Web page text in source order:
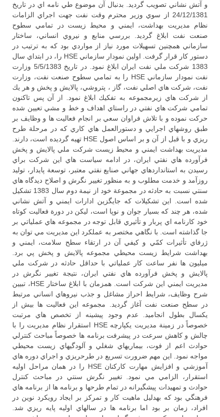
و آتش نشاني تصويب گرديد. بدنبال آن موضوع طي نامه اي در تاريخ
24/12/1381 از سوي وزير محترم وقت نفت جهت اجراي الزامات
نظام مديريت بهداشت، ايمني و محيط زيست در تمامي سطوح
صنعت نفت ابلاغ گرديد. بررسي منابع و نيروي انساني، ساختار
سازماني همچنين تسهيلات مورد نياز از مواردي بود كه به ترتيب در
دستور كار قرار گرفت. اولين نمودار سازماني HSE را، در ابتداي سال
1383 شركت ملي نفت ايران ابلاغ نمود. در تاريخ 5/5/1383 وزارت
نفت نمودار سازماني HSE را به تمامي سطوح صنعت نفت، وزارت
نفت، شركت هاي اصلي نفت، گاز ، پتروشي، پالايش و پخش و هر يك
از شركت هاي زيرمجموعه به تفكيك ابلاغ نمود. از آن پس تاكنون
تمامي شركت هاي نفتي در راستاي اهداف و خط و مشي تعيين شده
حركت نموده و با تلاش فراوان سعي بر انجام فعاليت ها و وظايف بر
طبق روشهاي اجرايي و دستورالعمل هاي كاري كه در مرحلة طرح
ريزي و با قبل از آن و بر اساس اصول HSE تهيه گرديده است، دارند.
مديريت بهداشت ايمني و محيط زيست شركت ملي پالايش و پخش
فرآورده هاي نفتي ايران، در ادامه سياست هاي اين شركت براي
رسيدن به استانداردهاي جهاني صنايع نفتي معتبر، توسعة پايدار، توليد
روزآمد و خدمت مطلوب و به منظور تغيير نگرش و اصلاح ديدگاه هاي
سنتي نسبت به حادثه در مجموعة خود از نيمة دوم سال 1383 تشكيل
شده است. اين تشكيلات كه جايگزين ادارات ايمني و آتش نشاني
شده، هر چند كه بسيار جوان و نوپا است، ليكن در دورة فعاليت كوتاه
خود كارنامه اي پربار و تأثيري قابل توجه در مجموعه هاي عملياتي بر
جا گذاشته است. با نگاهي مختصر به عملكرد اين مديريت مي توان به
ژرفاي تأثيرات كمّي و كيفي آن در ارتقاء سطح سلامت، ايمني و
بهداشت شرايط زيست محيطي مجموعه پالايش و پخش پي برد.
ميليون ها نفر ساعت كار عملياتي با حداقل حادثه در شركت ملي
پالايش و پخش فرآورده هاي نفتي ايران، نتيجة تغيير نگرش در
مديريت ايمني اين شركت است. همزمان با ابلاغ ساختار HSE، تبيين
شرح وظايف، شرايط احراز مشاغل و جذب نيروهاي انساني مرتبط
در سطح صنعت نفت آغاز گرديد. مجموعه اين فعاليت ها بيش از
يكسال بطول انجاميد. عدم وجود پيشينه از تخصص هاي مرتبت
خصوصاً در زمينة مديريت يكپارچه HSE استقرار نظام مديريت را با
چالش و كاهش سرعت در پيشرفت برنامه ها خصوصاً مباحث كنترلي
حوادث اعم از فوت، بيماريهاي شغلي و آلودگيهاي زيست محيطي
مواجه نمود. اين مهم ضرورت تسريع در طرحريزي و اجراي دوره هاي
آموزشي و افزايش مهارت كاركنان HSE را در همان مراحل اوليه
استقرار، الزامي مي نمود. تغيير نگرش سنتي در مباحث كنترل
حوادث و تمهيدات پيشگيرانه در تمام طرحها و برنامه ها از برنامه هاي
فرهنگي بود كه بهدليل ماهيت كار و تمركز بر ايجاد رويكرد نوين در
افراد، زمان بر بود اما برنامه ها در سالهاي اوليه پايه ريزي شد.